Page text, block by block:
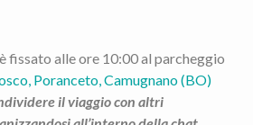
fissato alle ore 10:00 al parcheggio
Poranceto, Camugnano (BO)
il viaggio con altri